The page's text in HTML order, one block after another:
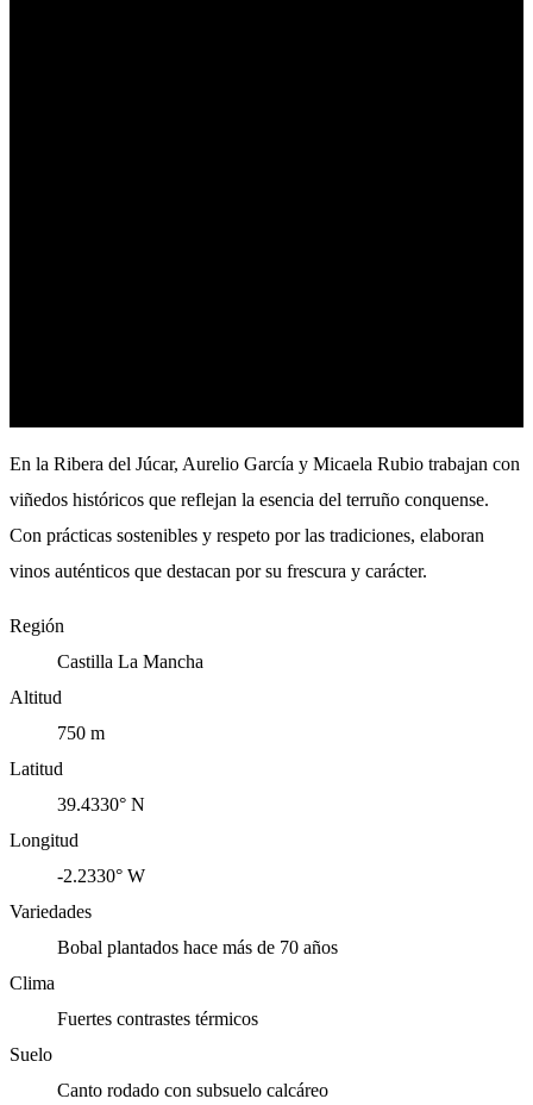
En la Ribera del Júcar, Aurelio García y Micaela Rubio trabajan con
viñedos históricos que reflejan la esencia del terruño conquense.
Con prácticas sostenibles y respeto por las tradiciones, elaboran
vinos auténticos que destacan por su frescura y carácter.
Región
Castilla La Mancha
Altitud
750 m
Latitud
39.4330° N
Longitud
-2.2330° W
Variedades
Bobal plantados hace más de 70 años
Clima
Fuertes contrastes térmicos
Suelo
Canto rodado con subsuelo calcáreo